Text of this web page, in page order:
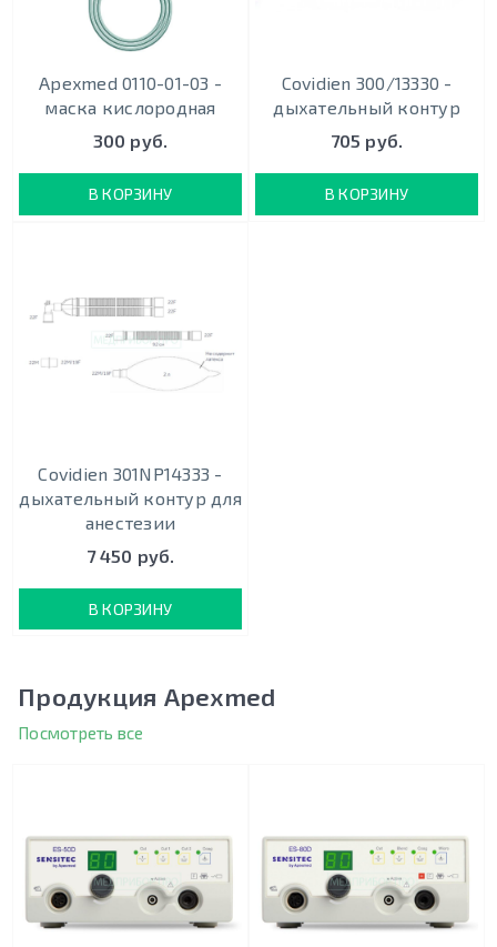
Apexmed 0110-01-03 -
маска кислородная
300 руб.
В КОРЗИНУ
Covidien 300/13330 -
дыхательный контур
705 руб.
В КОРЗИНУ
Covidien 301NP14333 -
дыхательный контур для
анестезии
7 450 руб.
В КОРЗИНУ
Продукция Apexmed
Посмотреть все